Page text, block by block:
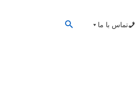
تماس با ما